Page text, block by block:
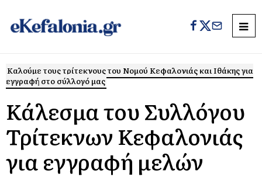
Καλούμε τους τρίτεκνους του Νομού Κεφαλονιάς και Ιθάκης για
εγγραφή στο σύλλογό μας
Κάλεσμα του Συλλόγου
Τρίτεκνων Κεφαλονιάς
για εγγραφή μελών